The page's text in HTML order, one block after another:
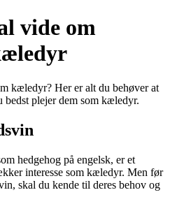
vide om
kæledyr? Her er alt du behøver at
plejer dem som kæledyr.
hedgehog på engelsk, er et
interesse som kæledyr. Men før
skal du kende til deres behov og